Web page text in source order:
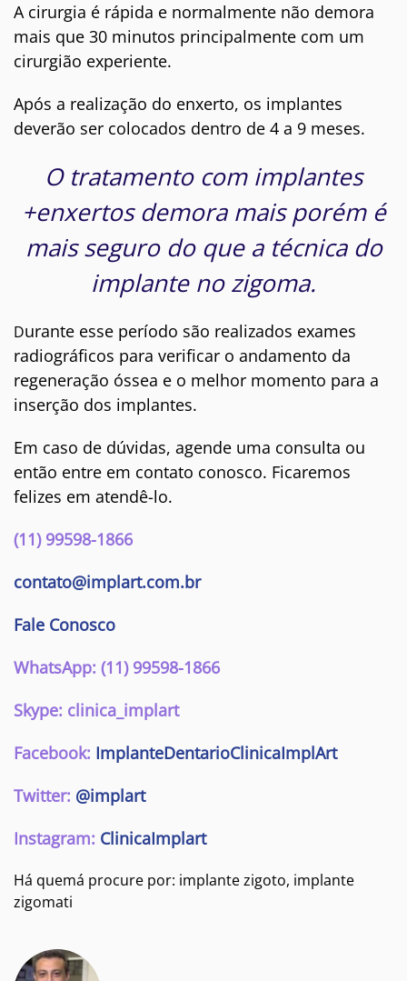
A cirurgia é rápida e normalmente não demora
mais que 30 minutos principalmente com um
cirurgião experiente.
Após a realização do enxerto, os implantes
deverão ser colocados dentro de 4 a 9 meses.
O tratamento com implantes
+enxertos demora mais porém é
mais seguro do que a técnica do
implante no zigoma.
Durante esse período são realizados exames
radiográficos para verificar o andamento da
regeneração óssea e o melhor momento para a
inserção dos implantes.
Em caso de dúvidas, agende uma consulta ou
então entre em contato conosco. Ficaremos
felizes em atendê-lo.
(11) 99598-1866
contato@implart.com.br
Fale Conosco
WhatsApp: (11) 99598-1866
Skype: clinica_implart
Facebook: ImplanteDentarioClinicaImplArt
Twitter: @implart
Instagram: ClinicaImplart
Há quemá procure por: implante zigoto, implante
zigomati